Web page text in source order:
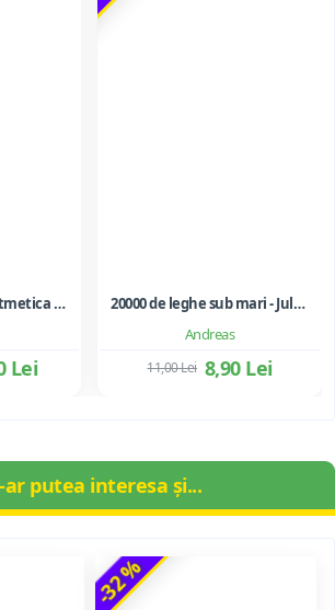
1,2,3, ..., Show. O aritmetica emotionala, o poezie a matematicii - Ioan Dancila
Lei
Andreas
20000 de leghe sub mari - Jules Verne
8,90 Lei
11,00 Lei
ar putea interesa și...
-32 %